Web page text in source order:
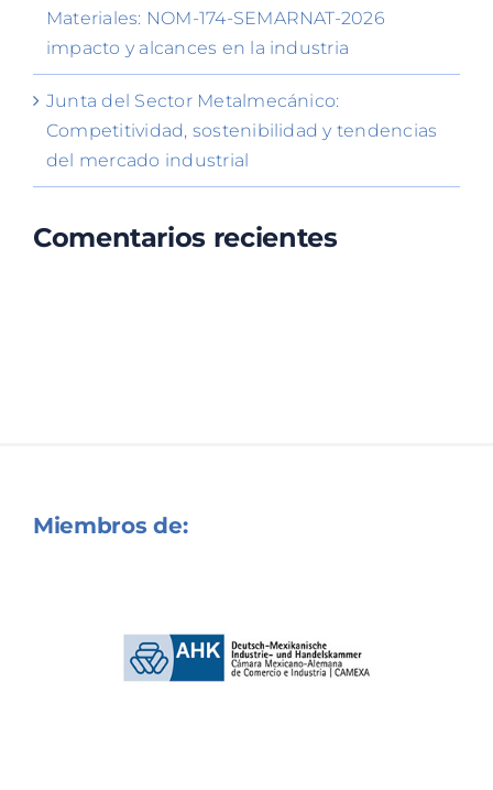
Materiales: NOM-174-SEMARNAT-2026
impacto y alcances en la industria
Junta del Sector Metalmecánico:
Competitividad, sostenibilidad y tendencias
del mercado industrial
Comentarios recientes
Miembros de: